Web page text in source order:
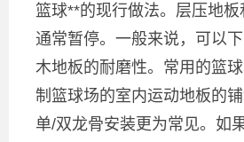
篮球**的现行做法。层压地
通常暂停。一般来说，可以
木地板的耐磨性。常用的篮
制篮球场的室内运动地板的
单/双龙骨安装更为常见。如